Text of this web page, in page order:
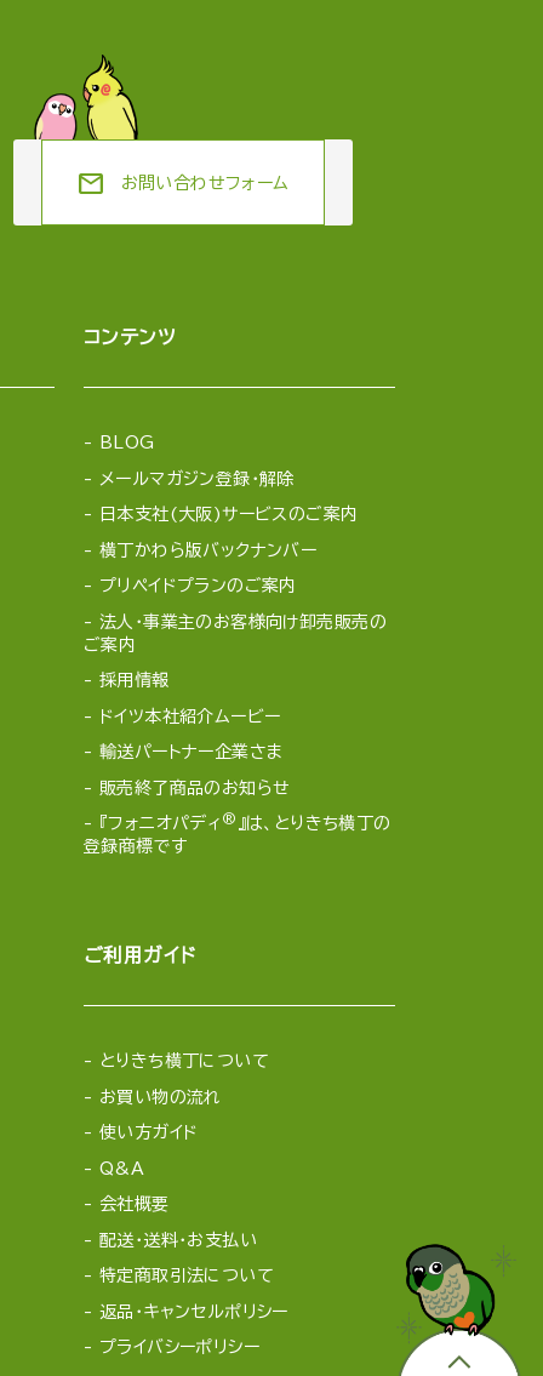
mail お問い合わせフォーム
コンテンツ
BLOG
メールマガジン登録・解除
日本支社(大阪)サービスのご案内
横丁かわら版バックナンバー
プリペイドプランのご案内
法人・事業主のお客様向け卸売販売の
ご案内
採用情報
ドイツ本社紹介ムービー
輸送パートナー企業さま
販売終了商品のお知らせ
『フォニオパディ ®
』は、とりきち横丁の
登録商標です
ご利用ガイド
とりきち横丁について
お買い物の流れ
使い方ガイド
Q&A
会社概要
配送・送料・お支払い
特定商取引法について
返品・キャンセルポリシー
プライバシーポリシー